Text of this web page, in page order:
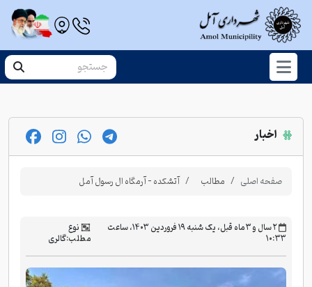
اخبار
صفحه اصلی مطالب آتشکده - آرمگاه ال رسول آمل
‫۲ سال و ۳ ماه قبل، یک شنبه ۱۹ فروردین ۱۴۰۳، ساعت
۱۰:۳۳
نوع
مطلب:گالری